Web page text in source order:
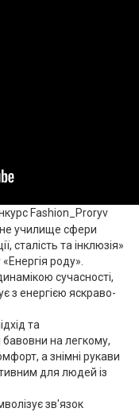
Fashion_Proryv
училище сфери
сталість та інклюзія»
роду».
сучасності,
з енергією яскраво-
та
на легкому,
а знімні рукави
для людей із
зв'язок